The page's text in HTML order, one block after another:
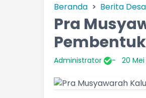
Beranda Berita Desa
Pra
Administrator 20